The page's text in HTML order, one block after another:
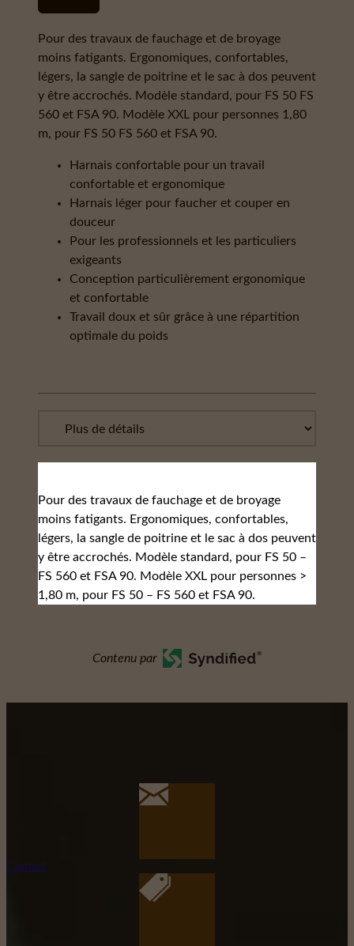
Pour des travaux de fauchage et de broyage
moins fatigants. Ergonomiques, confortables,
légers, la sangle de poitrine et le sac à dos peuvent
y être accrochés. Modèle standard, pour FS 50 FS
560 et FSA 90. Modèle XXL pour personnes 1,80
m, pour FS 50 FS 560 et FSA 90.
Harnais confortable pour un travail
confortable et ergonomique
Harnais léger pour faucher et couper en
douceur
Pour les professionnels et les particuliers
exigeants
Conception particulièrement ergonomique
et confortable
Travail doux et sûr grâce à une répartition
optimale du poids
Pour des travaux de fauchage et de broyage
moins fatigants. Ergonomiques, confortables,
légers, la sangle de poitrine et le sac à dos peuvent
y être accrochés. Modèle standard, pour FS 50 –
FS 560 et FSA 90. Modèle XXL pour personnes >
1,80 m, pour FS 50 – FS 560 et FSA 90.
Contenu par
Contact